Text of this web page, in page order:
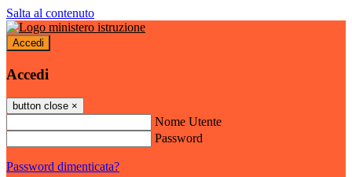
Salta al contenuto
Accedi
Accedi
button close ×
Nome Utente
Password
Password dimenticata?